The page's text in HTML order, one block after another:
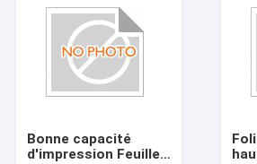
produits
A propos de nous
Visite de l'usine
Bonne capacité
d'impression Feuille